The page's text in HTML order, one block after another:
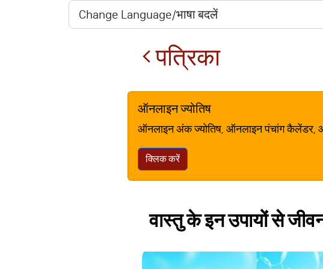
पत्रिका
ऑनलाइन ज्योतिष
ऑनलाइन अंक ज्योतिष, ऑनलाइन पंचांग कैलेंडर,
क्लिक करें
वास्तु के इन उपायों से